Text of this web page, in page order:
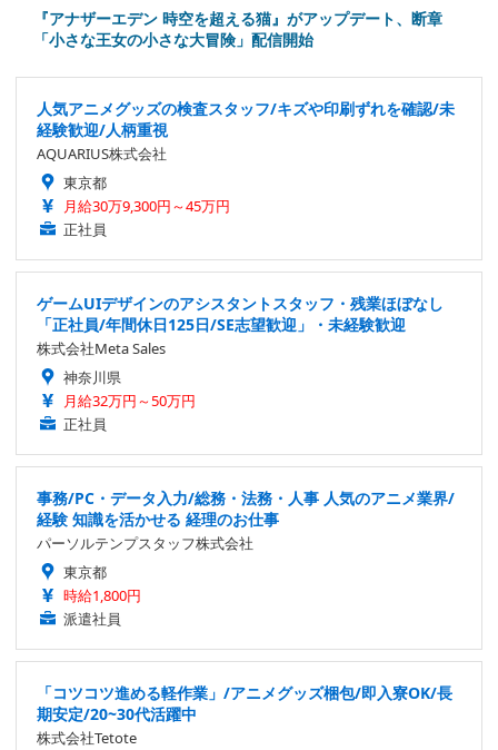
『アナザーエデン 時空を超える猫』がアップデート、断章
「小さな王女の小さな大冒険」配信開始
人気アニメグッズの検査スタッフ/キズや印刷ずれを確認/未
経験歓迎/人柄重視
AQUARIUS株式会社
東京都
月給30万9,300円～45万円
正社員
ゲームUIデザインのアシスタントスタッフ・残業ほぼなし
「正社員/年間休日125日/SE志望歓迎」・未経験歓迎
株式会社Meta Sales
神奈川県
月給32万円～50万円
正社員
事務/PC・データ入力/総務・法務・人事 人気のアニメ業界/
経験 知識を活かせる 経理のお仕事
パーソルテンプスタッフ株式会社
東京都
時給1,800円
派遣社員
「コツコツ進める軽作業」/アニメグッズ梱包/即入寮OK/長
期安定/20~30代活躍中
株式会社Tetote